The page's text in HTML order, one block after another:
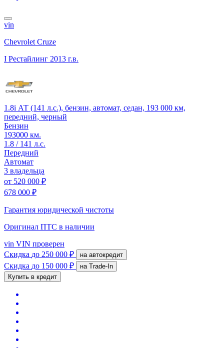
vin
Chevrolet Cruze
I Рестайлинг 2013 г.в.
1.8i АТ (141 л.с.), бензин, автомат, седан, 193 000 км,
передний, черный
Бензин
193000 км.
1.8 / 141 л.с.
Передний
Автомат
3 владельца
от 520 000 ₽
678 000 ₽
Гарантия юридической чистоты
Оригинал ПТС в наличии
vin VIN проверен
Скидка до 250 000 ₽ на автокредит
Скидка до 150 000 ₽
на Trade-In
Купить в кредит